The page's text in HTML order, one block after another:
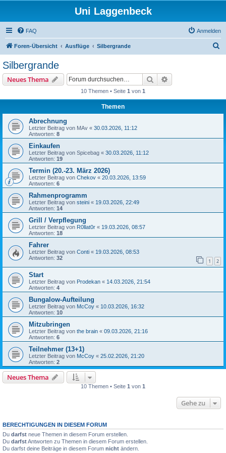
Uni Laggenbeck
FAQ Anmelden
Foren-Übersicht Ausflüge Silbergrande
Silbergrande
Neues Thema Suche
10 Themen • Seite 1 von 1
Themen
Abrechnung
Letzter Beitrag von MAv « 30.03.2026, 11:12
Antworten: 8
Einkaufen
Letzter Beitrag von Spicebag « 30.03.2026, 11:12
Antworten: 19
Termin (20.-23. März 2026)
Letzter Beitrag von Chekov « 20.03.2026, 13:59
Antworten: 6
Rahmenprogramm
Letzter Beitrag von steini « 19.03.2026, 22:49
Antworten: 14
Grill / Verpflegung
Letzter Beitrag von R0llat0r « 19.03.2026, 08:57
Antworten: 18
Fahrer
Letzter Beitrag von Conti « 19.03.2026, 08:53
Antworten: 32 1 2
Start
Letzter Beitrag von Prodekan « 14.03.2026, 21:54
Antworten: 4
Bungalow-Aufteilung
Letzter Beitrag von McCoy « 10.03.2026, 16:32
Antworten: 10
Mitzubringen
Letzter Beitrag von the brain « 09.03.2026, 21:16
Antworten: 6
Teilnehmer (13+1)
Letzter Beitrag von McCoy « 25.02.2026, 21:20
Antworten: 2
Neues Thema
10 Themen • Seite 1 von 1
Gehe zu
BERECHTIGUNGEN IN DIESEM FORUM
Du darfst neue Themen in diesem Forum erstellen.
Du darfstAntworten zu Themen in diesem Forum erstellen.
Du darfst deine Beiträge in diesem Forum nicht ändern.